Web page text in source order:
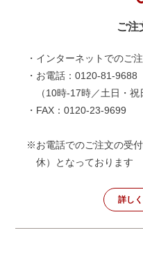
ご注
・インターネットでのご
・お電話：0120-81-9688
（10時-17時／土日・祝
・FAX：0120-23-9699
※お電話でのご注文の受
休）となっております
詳し